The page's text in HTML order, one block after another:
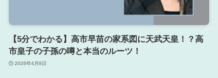
【5分でわかる】高市早苗の家系図に天武天皇！？高
市皇子の子孫の噂と本当のルーツ！
2026年4月8日